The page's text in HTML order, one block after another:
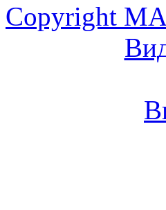
Copyright